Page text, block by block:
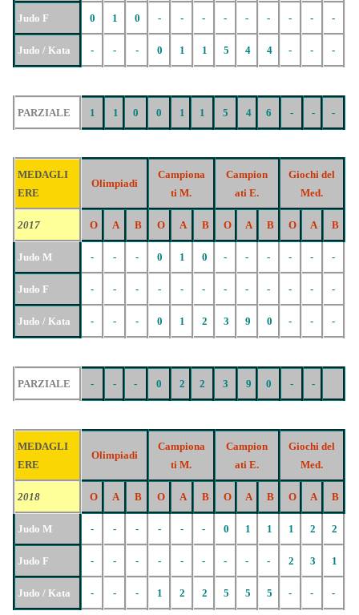
Judo F 0 1 0 - - - - - - - - -
Judo / Kata - - - 0 1 1 5 4 4 - - -
PARZIALE 1 1 0 0 1 1 5 4 6 - - -
MEDAGLI
ERE
Olimpiadi
Campiona
ti M.
Campion
ati E.
Giochi del
Med.
2017 O A B O A B O A B O A B
Judo M - - - 0 1 0 - - - - - -
Judo F - - - - - - - - - - - -
Judo / Kata - - - 0 1 2 3 9 0 - - -
PARZIALE - - - 0 2 2 3 9 0 - -
MEDAGLI
ERE
Olimpiadi
Campiona
ti M.
Campion
ati E.
Giochi del
Med.
2018 O A B O A B O A B O A B
Judo M - - - - - - 0 1 1 1 2 2
Judo F - - - - - - - - - 2 3 1
Judo / Kata - - - 1 2 2 5 5 5 - - -